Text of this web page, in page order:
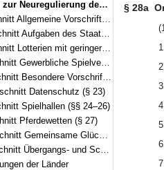
Deutschland (Glücksspielstaatsvertrag 2021 – GlüStV 2021) Vom 29. Oktober 2020 (§§ 1–35)
Vorschriften (§§ 1–8d)
Aufgaben des Staates (§§ 9–11)
mit geringerem Gefährdungspotential (§§ 12–18)
Spielvermittlung (§ 19)
Vorschriften (§§ 20–22c)
Datenschutz (§ 23)
Spielhallen (§§ 24–26)
Pferdewetten (§ 27)
Glücksspielbehörde der Länder (§§ 27a–27p)
Schlussbestimmungen; Inkrafttreten und Kündigung (§§ 28–35)
der Länder
§ 28a